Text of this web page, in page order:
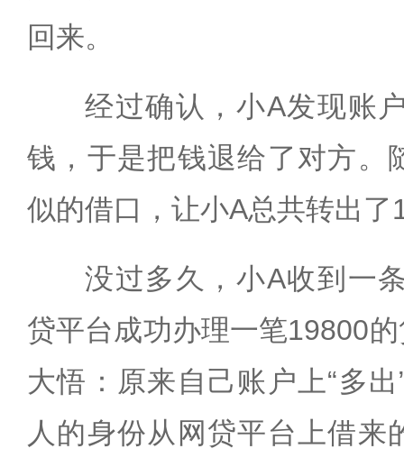
回来。
经过确认，小A发现账
钱，于是把钱退给了对方。
似的借口，让小A总共转出了
没过多久，小A收到一
贷平台成功办理一笔19800
大悟：原来自己账户上“多
人的身份从网贷平台上借来